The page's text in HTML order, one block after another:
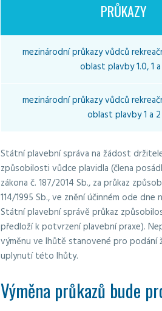
PRŮKAZY
mezinárodní průkazy vůdců
oblast plavby 1.0, 1
mezinárodní průkazy vůdců
oblast plavby 1 a 2
Státní plavební správa na žádost
způsobilosti vůdce plavidla (člena
zákona č. 187/2014 Sb., za průkaz
114/1995 Sb., ve znění účinném ode
Státní plavební správě průkaz
předloží k potvrzení plavební praxe).
výměnu ve lhůtě stanovené pro
uplynutí této lhůty.
Výměna průkazů bude